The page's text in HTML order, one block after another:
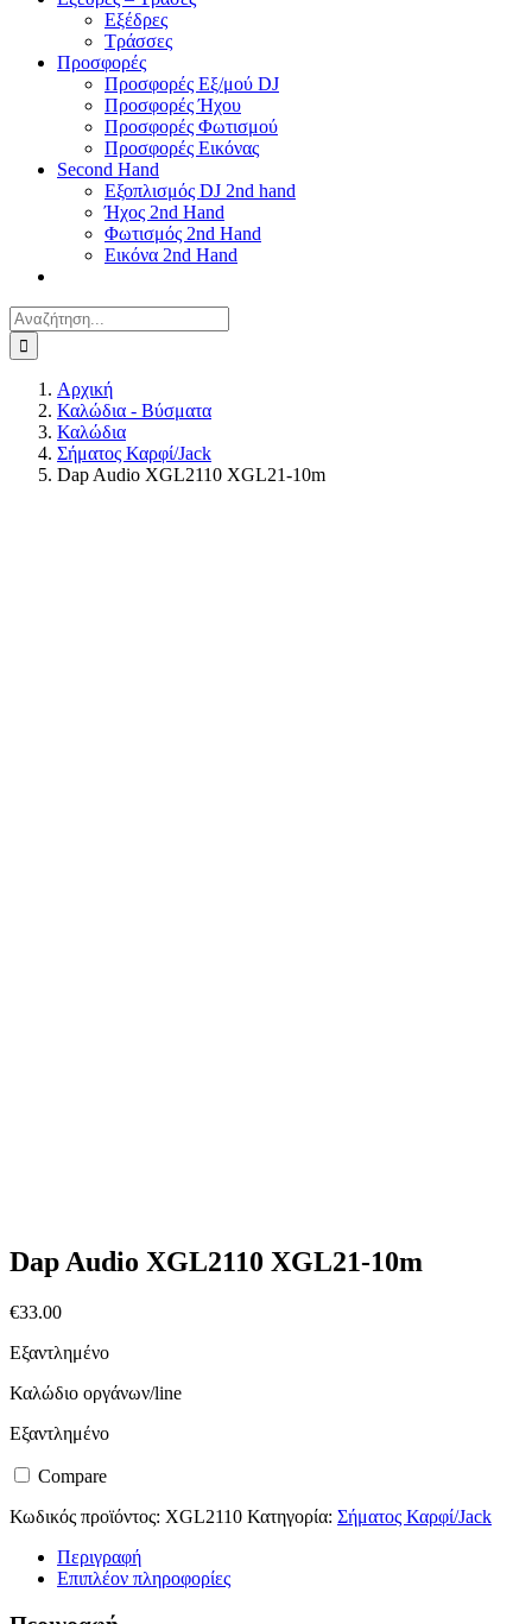
Εξέδρες
Τράσσες
Προσφορές
Προσφορές Εξ/μού DJ
Προσφορές Ήχου
Προσφορές Φωτισμού
Προσφορές Εικόνας
Second Hand
Εξοπλισμός DJ 2nd hand
Ήχος 2nd Hand
Φωτισμός 2nd Hand
Εικόνα 2nd Hand
Αναζήτηση
για:
Αρχική
Καλώδια - Βύσματα
Καλώδια
Σήματος Καρφί/Jack
Dap Audio XGL2110 XGL21-10m
Dap Audio XGL2110 XGL21-10m
€33.00
Εξαντλημένο
Καλώδιο οργάνων/line
Εξαντλημένο
Compare
Κωδικός προϊόντος: XGL2110 Κατηγορία: Σήματος Καρφί/Jack
Περιγραφή
Επιπλέον πληροφορίες